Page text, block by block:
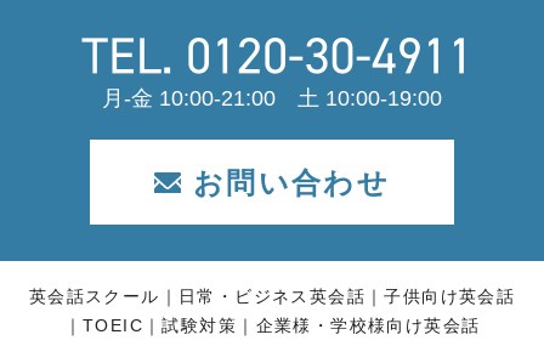
月-金 10:00-21:00 土 10:00-19:00
お問い合わせ
英会話スクール 日常・ビジネス英会話
子供向け英会話
TOEIC
試験対策 企業様・学校様向け英会話